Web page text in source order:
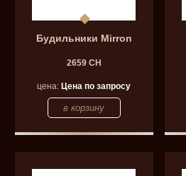
Будильники Mirron
2659 СН
цена: Цена по запросу